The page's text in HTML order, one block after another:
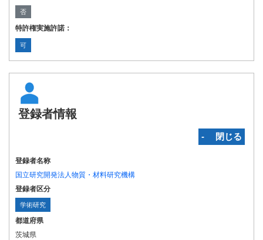
否
特許権実施許諾：
可
登録者情報
‐ 閉じる
登録者名称
国立研究開発法人物質・材料研究機構
登録者区分
学術研究
都道府県
茨城県